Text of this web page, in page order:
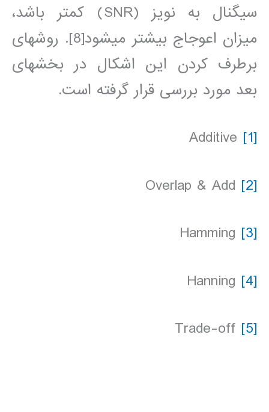
سيگنال به نويز (SNR) کمتر باشد،
ميزان اعوجاج بيشتر مي‎شود[8]. روشهای
برطرف کردن اين اشکال در بخشهای
بعد مورد بررسی قرار گرفته است.
[1]
[2]
[3]
[4]
[5]